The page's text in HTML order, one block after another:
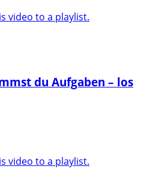
video to a playlist.
du Aufgaben – los
video to a playlist.